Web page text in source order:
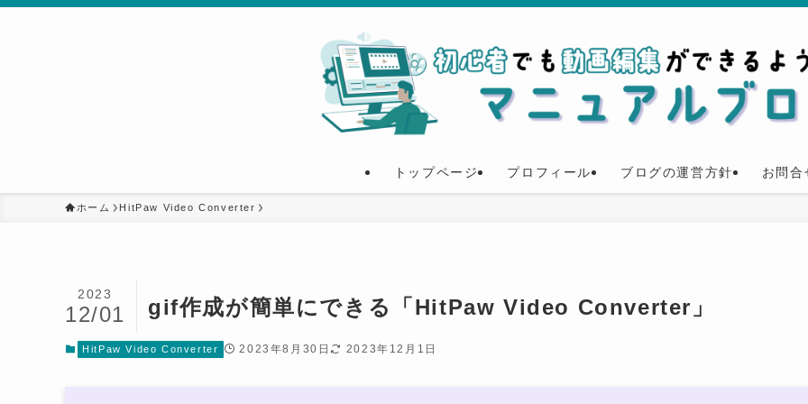
トップページ プロフィール ブログの運営方針 お問合
ホーム HitPaw Video Converter
gif作成が簡単にできる「HitPaw Video Converter」
2023
12/01
HitPaw Video Converter 2023年8月30日 2023年12月1日